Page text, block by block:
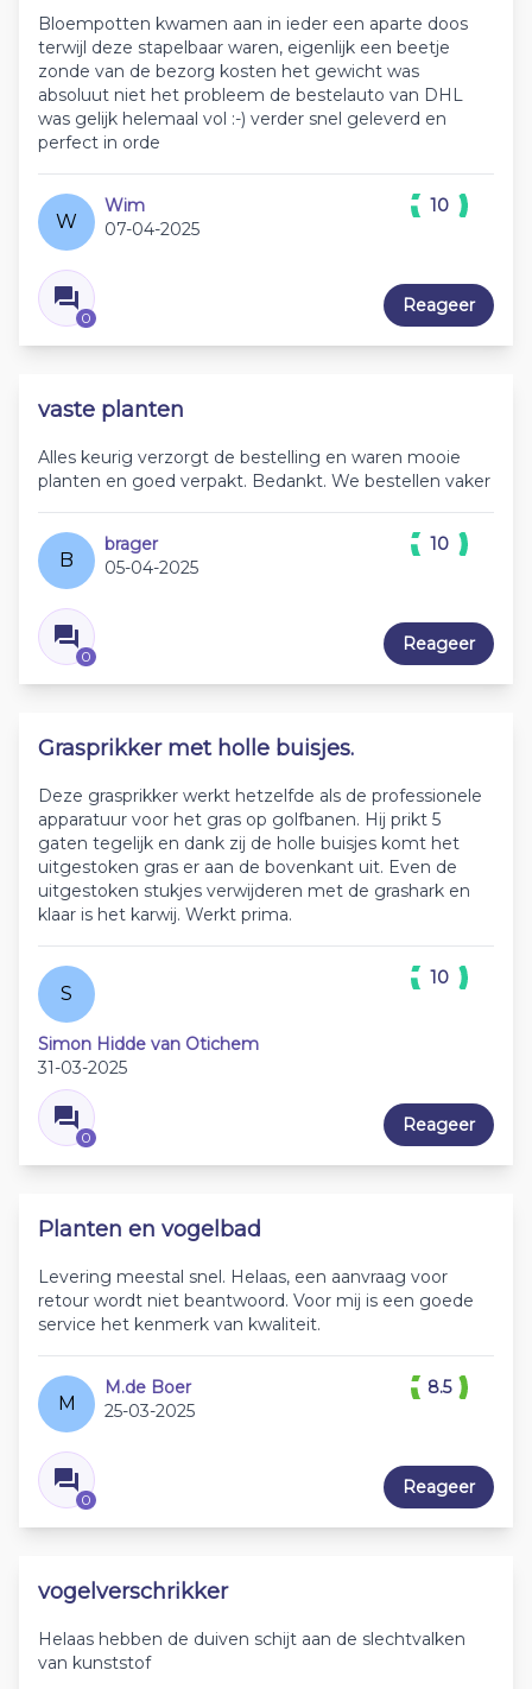
Bloempotten kwamen aan in ieder een aparte doos
terwijl deze stapelbaar waren, eigenlijk een beetje
zonde van de bezorg kosten het gewicht was
absoluut niet het probleem de bestelauto van DHL
was gelijk helemaal vol :-) verder snel geleverd en
perfect in orde
W
Wim
07-04-2025
0
10
Reageer
vaste planten
Alles keurig verzorgt de bestelling en waren mooie
planten en goed verpakt. Bedankt. We bestellen vaker
B
brager
05-04-2025
0
10
Reageer
Grasprikker met holle buisjes.
Deze grasprikker werkt hetzelfde als de professionele
apparatuur voor het gras op golfbanen. Hij prikt 5
gaten tegelijk en dank zij de holle buisjes komt het
uitgestoken gras er aan de bovenkant uit. Even de
uitgestoken stukjes verwijderen met de grashark en
klaar is het karwij. Werkt prima.
S
Simon Hidde van Otichem
31-03-2025
0
10
Reageer
Planten en vogelbad
Levering meestal snel. Helaas, een aanvraag voor
retour wordt niet beantwoord. Voor mij is een goede
service het kenmerk van kwaliteit.
M
M.de Boer
25-03-2025
0
8.5
Reageer
vogelverschrikker
Helaas hebben de duiven schijt aan de slechtvalken
van kunststof